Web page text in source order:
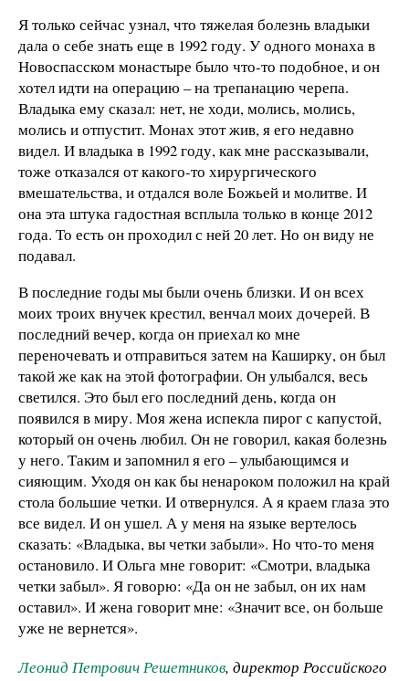
Я только сейчас узнал, что тяжелая болезнь владыки
дала о себе знать еще в 1992 году. У одного монаха в
Новоспасском монастыре было что-то подобное, и он
хотел идти на операцию – на трепанацию черепа.
Владыка ему сказал: нет, не ходи, молись, молись,
молись и отпустит. Монах этот жив, я его недавно
видел. И владыка в 1992 году, как мне рассказывали,
тоже отказался от какого-то хирургического
вмешательства, и отдался воле Божьей и молитве. И
она эта штука гадостная всплыла только в конце 2012
года. То есть он проходил с ней 20 лет. Но он виду не
подавал.
В последние годы мы были очень близки. И он всех
моих троих внучек крестил, венчал моих дочерей. В
последний вечер, когда он приехал ко мне
переночевать и отправиться затем на Каширку, он был
такой же как на этой фотографии. Он улыбался, весь
светился. Это был его последний день, когда он
появился в миру. Моя жена испекла пирог с капустой,
который он очень любил. Он не говорил, какая болезнь
у него. Таким и запомнил я его – улыбающимся и
сияющим. Уходя он как бы ненароком положил на край
стола большие четки. И отвернулся. А я краем глаза это
все видел. И он ушел. А у меня на языке вертелось
сказать: «Владыка, вы четки забыли». Но что-то меня
остановило. И Ольга мне говорит: «Смотри, владыка
четки забыл». Я говорю: «Да он не забыл, он их нам
оставил». И жена говорит мне: «Значит все, он больше
уже не вернется».
Леонид Петрович Решетников, директор Российского